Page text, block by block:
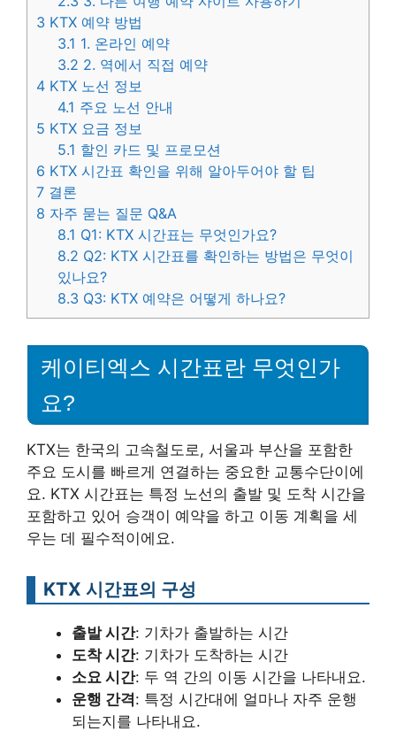
3 KTX 예약 방법
3.1 1. 온라인 예약
3.2 2. 역에서 직접 예약
4 KTX 노선 정보
4.1 주요 노선 안내
5 KTX 요금 정보
5.1 할인 카드 및 프로모션
6 KTX 시간표 확인을 위해 알아두어야 할 팁
7 결론
8 자주 묻는 질문 Q&A
8.1 Q1: KTX 시간표는 무엇인가요?
8.2 Q2: KTX 시간표를 확인하는 방법은 무엇이
있나요?
8.3 Q3: KTX 예약은 어떻게 하나요?
케이티엑스 시간표란 무엇인가
요?
KTX는 한국의 고속철도로, 서울과 부산을 포함한
주요 도시를 빠르게 연결하는 중요한 교통수단이에
요. KTX 시간표는 특정 노선의 출발 및 도착 시간을
포함하고 있어 승객이 예약을 하고 이동 계획을 세
우는 데 필수적이에요.
KTX 시간표의 구성
출발 시간: 기차가 출발하는 시간
도착 시간: 기차가 도착하는 시간
소요 시간: 두 역 간의 이동 시간을 나타내요.
운행 간격: 특정 시간대에 얼마나 자주 운행
되는지를 나타내요.